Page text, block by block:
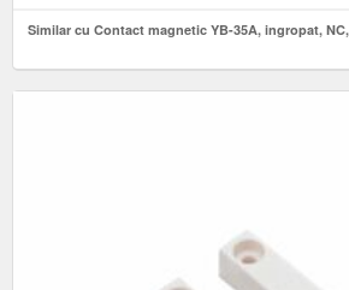
Similar cu Contact magnetic YB-35A, ingropat,